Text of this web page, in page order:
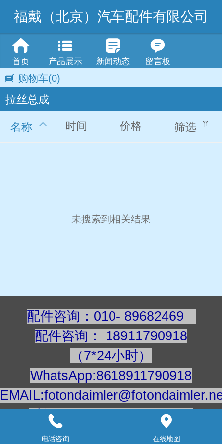
福戴（北京）汽车配件有限公司
首页 产品展示 新闻动态 留言板
购物车(0)
拉丝总成
名称 时间 价格 筛选
未搜索到相关结果
配件咨询：010- 89682469
配件咨询 ： 18911790918
（7*24小时）
WhatsApp:8618911790918
手机/微信：18911790918
建议用电脑浏览更清楚
电话咨询 在线地图